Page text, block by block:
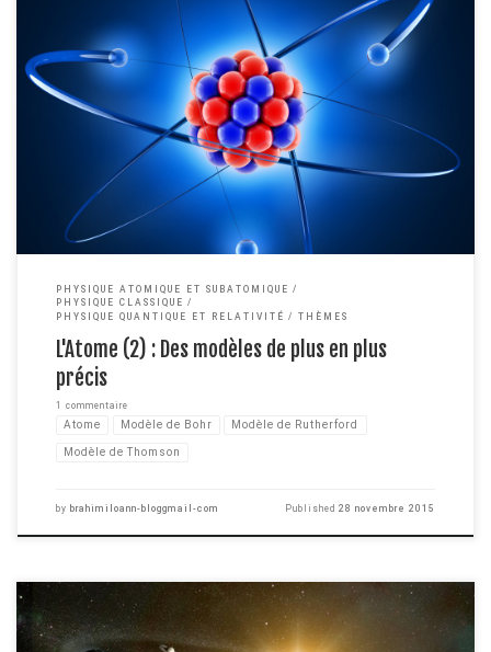
Avant de commencer cet article, je tiens à vous avertir sur la complexité des
notions abordées. Afin de vous expliquer les modèles récents de l'atome,
je dois utiliser des notions de physique qui peuvent être compliquées si
vous ne les avez jamais rencontrées. C'est pourquoi, si vous êtes un novice
PHYSIQUE ATOMIQUE ET SUBATOMIQUE
PHYSIQUE CLASSIQUE
PHYSIQUE QUANTIQUE ET RELATIVITÉ
THÈMES
L'Atome (2) : Des modèles de plus en plus
précis
1 commentaire
Atome Modèle de Bohr Modèle de Rutherford
Modèle de Thomson
by brahimiloann-bloggmail-com Published28 novembre 2015